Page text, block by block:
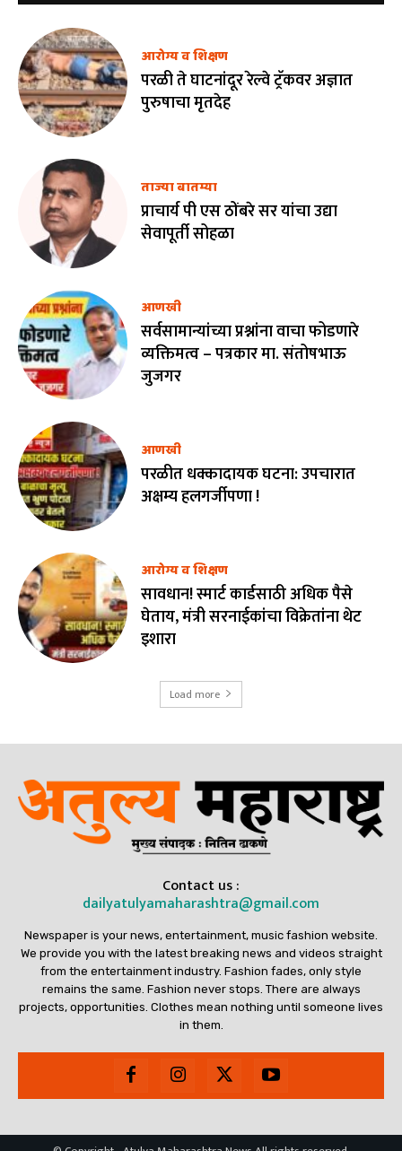
आरोग्य व शिक्षण
परळी ते घाटनांदूर रेल्वे ट्रॅकवर अज्ञात
पुरुषाचा मृतदेह
ताज्या बातम्या
प्राचार्य पी एस ठोंबरे सर यांचा उद्या
सेवापूर्ती सोहळा
आणखी
सर्वसामान्यांच्या प्रश्नांना वाचा फोडणारे
व्यक्तिमत्व – पत्रकार मा. संतोषभाऊ
जुजगर
आणखी
परळीत धक्कादायक घटना: उपचारात
अक्षम्य हलगर्जीपणा !
आरोग्य व शिक्षण
सावधान! स्मार्ट कार्डसाठी अधिक पैसे
घेताय, मंत्री सरनाईकांचा विक्रेतांना थेट
इशारा
Load more
Contact us :
dailyatulyamaharashtra@gmail.com
Newspaper is your news, entertainment, music fashion website.
We provide you with the latest breaking news and videos straight
from the entertainment industry. Fashion fades, only style
remains the same. Fashion never stops. There are always
projects, opportunities. Clothes mean nothing until someone lives
in them.